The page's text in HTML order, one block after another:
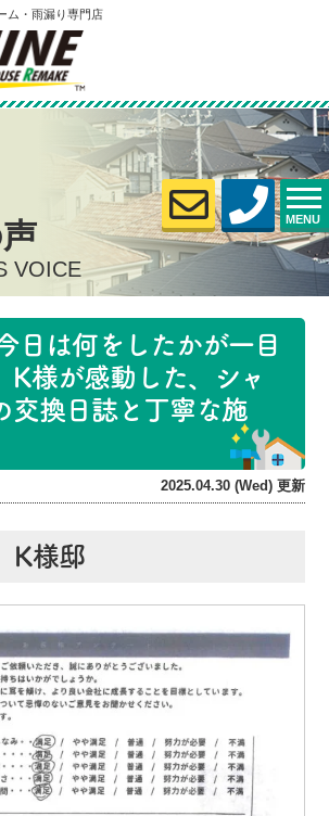
ム・雨漏り専門店
MENU
VOICE
日は何をしたかが一目
K様が感動した、シャ
交換日誌と丁寧な施
2025.04.30 (Wed) 更新
K様邸